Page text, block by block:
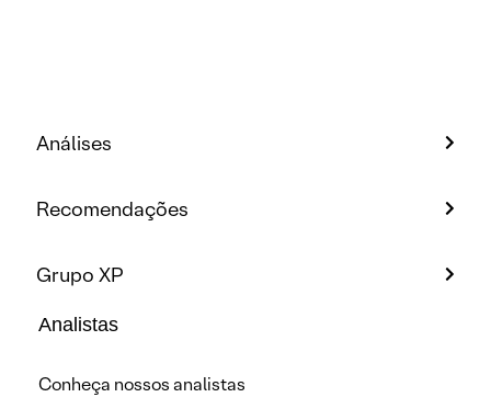
Análises
Recomendações
Grupo XP
Analistas
Conheça nossos analistas